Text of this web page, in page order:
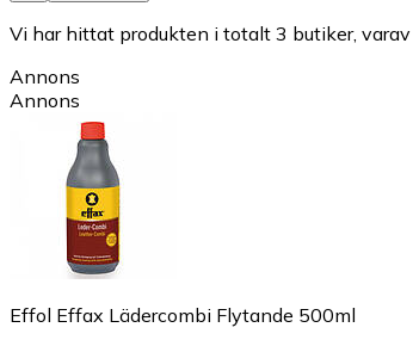
Vi har hittat produkten i totalt 3 butiker,
Annons
Annons
Effol Effax Lädercombi Flytande 500ml